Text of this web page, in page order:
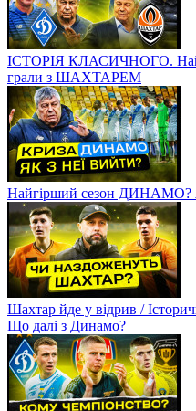
ІСТОРІЯ КЛАСИЧНОГО.
грали з ШАХТАРЕМ
Найгірший сезон ДИНАМО?
Шахтар йде у відрив /
Що далі з Динамо?